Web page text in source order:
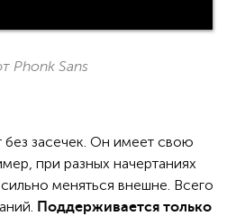
Phonk Sans
засечек. Он имеет свою
при разных начертаниях
меняться внешне. Всего
Поддерживается только